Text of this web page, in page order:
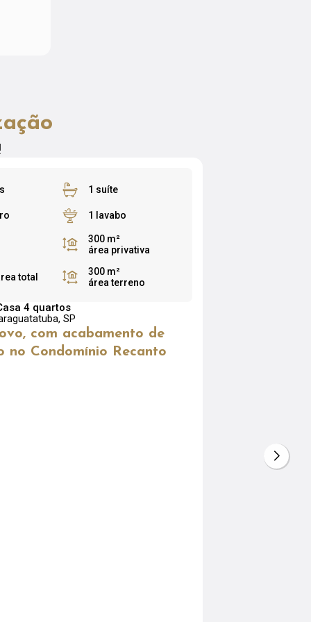
1 suíte
1 lavabo
300 m²
área privativa
total
300 m²
área terreno
4 quartos
SP
com acabamento de
no Condomínio Recanto